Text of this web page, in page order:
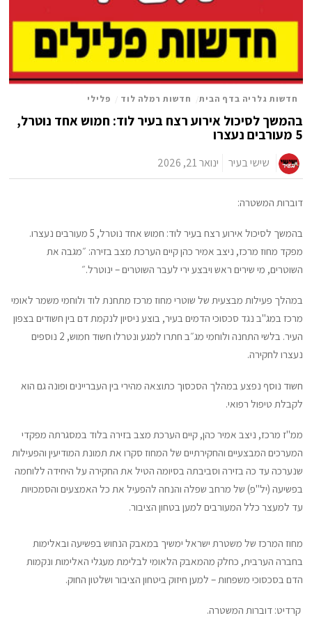
חדשות גלריה בדף הבית חדשות רמלה לוד פלילי
בהמשך לסיכול אירוע רצח בעיר לוד: חמוש אחד נוטרל,
5 מעורבים נעצרו
שישי בעיר ינואר 21, 2026
דוברות המשטרה:
בהמשך לסיכול אירוע רצח בעיר לוד: חמוש אחד נוטרל, 5 מעורבים נעצרו.
מפקד מחוז מרכז, ניצב אמיר כהן קיים הערכת מצב בזירה: ״מגבה את
השוטרים, מי שירים ראש ויבצע ירי לעבר השוטרים – ינוטרל.״
במהלך פעילות מבצעית של שוטרי מחוז מרכז מתחנת לוד ולוחמי משמר לאומי
מרכז במג"ב נגד סכסוכי הדמים בעיר, בוצע ניסיון לנקמת דם בין חשודים בצפון
העיר. בלשי התחנה ולוחמי מג״ב חתרו למגע ונטרלו חשוד חמוש, 2 נוספים
נעצרו לחקירה.
חשוד נוסף נפצע במהלך הסכסוך כתוצאה מהירי בין העבריינים ופונה גם הוא
לקבלת טיפול רפואי.
ממ"ז מרכז, ניצב אמיר כהן, קיים הערכת מצב בזירה בלוד במסגרתה מפקדי
המערכים המבצעיים והחקירתיים של המחוז סקרו את תמונת המודיעין והפעילות
שנערכה עד כה בזירה וסביבתה בסיומה הטיל את החקירה על היחידה ללוחמה
בפשיעה (יל"פ) של מרחב שפלה והנחה להפעיל את כל האמצעים והסמכויות
עד למעצר כלל המעורבים למען בטחון הציבור.
מחוז המרכז של משטרת ישראל ימשיך במאבק הנחוש בפשיעה ובאלימות
בחברה הערבית, כחלק מהמאבק הלאומי לבלימת מעגלי האלימות ונקמות
הדם בסכסוכי משפחות – למען חיזוק ביטחון הציבור ושלטון החוק.
קרדיט: דוברות המשטרה.